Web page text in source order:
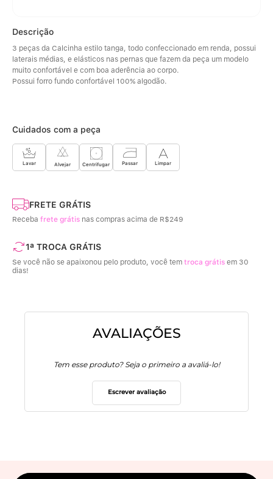
Descrição
3 peças da Calcinha estilo tanga, todo confeccionado em renda, possui
laterais médias, e elásticos nas pernas que fazem da peça um modelo
muito confortável e com boa aderência ao corpo.
Possui forro fundo confortável 100% algodão.
Cuidados com a peça
Lavar Alvejar Centrifugar Passar Limpar
FRETE GRÁTIS
Receba frete grátis nas compras acima de R$249
1ª TROCA GRÁTIS
Se você não se apaixonou pelo produto, você tem troca grátis em 30
dias!
AVALIAÇÕES
Tem esse produto? Seja o primeiro a avaliá-lo!
Escrever avaliação